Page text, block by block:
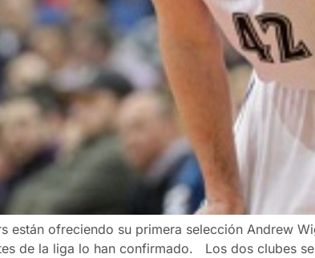
están ofreciendo su primera selección Andrew
de la liga lo han confirmado. Los dos clubes